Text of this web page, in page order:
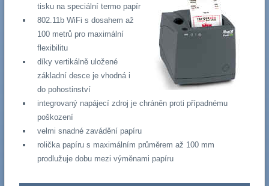
tisku na speciální termo papír
802.11b WiFi s dosahem až
100 metrů pro maximální
flexibilitu
díky vertikálně uložené
základní desce je vhodná i
do pohostinství
integrovaný napájecí zdroj je chráněn proti případnému
poškození
velmi snadné zavádění papíru
rolička papíru s maximálním průměrem až 100 mm
prodlužuje dobu mezi výměnami papíru